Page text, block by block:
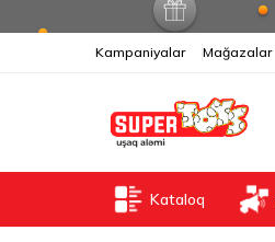
Kampaniyalar Mağazalar
Kataloq